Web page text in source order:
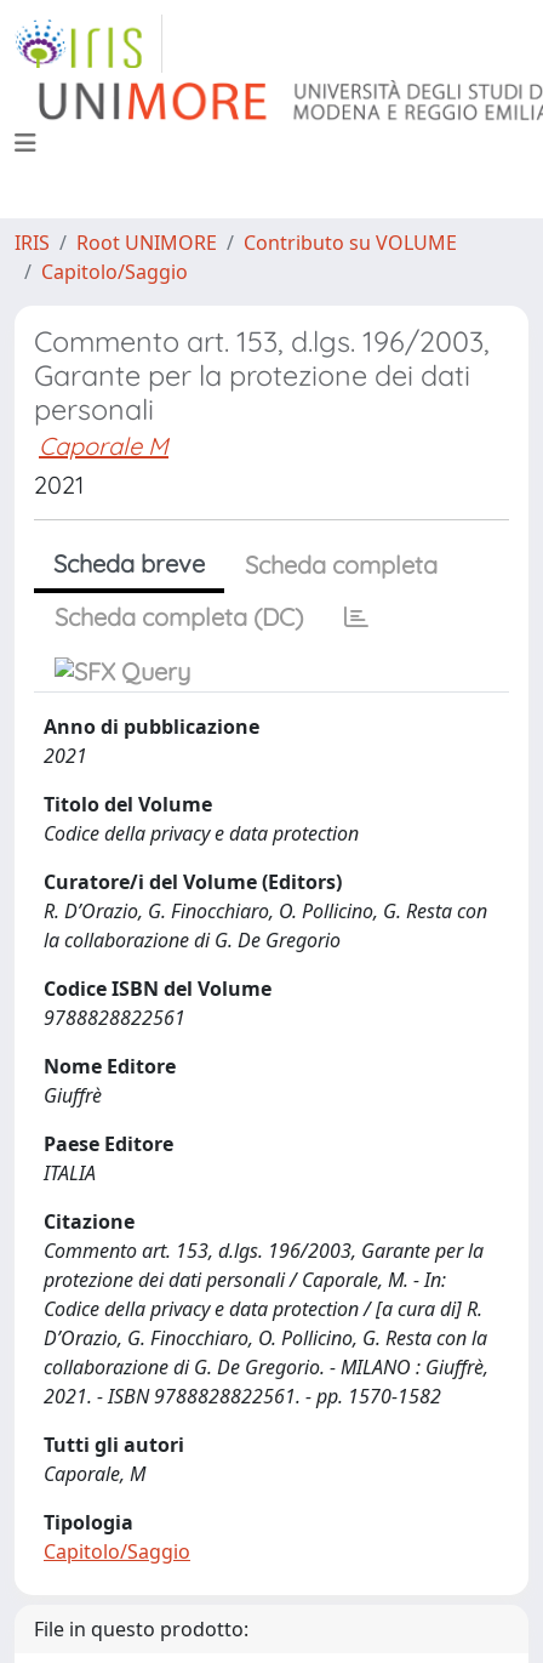
IRIS Root UNIMORE
Contributo su VOLUME
Capitolo/Saggio
Commento art. 153, d.lgs. 196/2003,
Garante per la protezione dei dati
personali
Caporale M
2021
Scheda breve
Scheda completa
Scheda completa (DC)
Anno di pubblicazione
2021
Titolo del Volume
Codice della privacy e data protection
Curatore/i del Volume (Editors)
R. D’Orazio, G. Finocchiaro, O. Pollicino, G. Resta con
la collaborazione di G. De Gregorio
Codice ISBN del Volume
9788828822561
Nome Editore
Giuffrè
Paese Editore
ITALIA
Citazione
Commento art. 153, d.lgs. 196/2003, Garante per la
protezione dei dati personali / Caporale, M. - In:
Codice della privacy e data protection / [a cura di] R.
D’Orazio, G. Finocchiaro, O. Pollicino, G. Resta con la
collaborazione di G. De Gregorio. - MILANO : Giuffrè,
2021. - ISBN 9788828822561. - pp. 1570-1582
Tutti gli autori
Caporale, M
Tipologia
Capitolo/Saggio
File in questo prodotto: